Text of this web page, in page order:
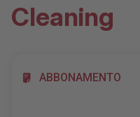
Cleaning
ABBONAMENTO